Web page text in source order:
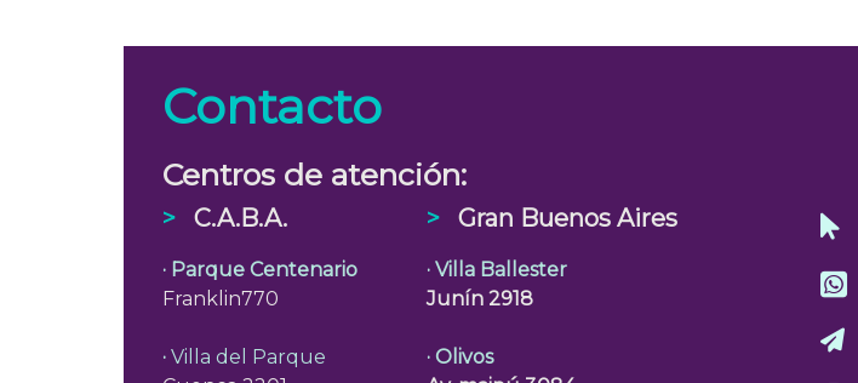
Contacto
Centros de atención:
> C.A.B.A.
· Parque Centenario
Franklin770
· Villa del Parque
> Gran Buenos Aires
· Villa Ballester
Junín 2918
· Olivos